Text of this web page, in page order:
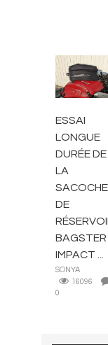
ET PIÈCES
ESSAI
LONGUE
DURÉE DE
LA
SACOCHE
DE
BAGSTER
IMPACT ...
SONYA
16096
0